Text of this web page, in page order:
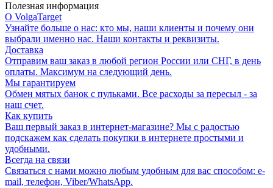
Полезная информация
О VolgaTarget
Узнайте больше о нас: кто мы, наши клиенты и почему они
выбрали именно нас. Наши контакты и реквизиты.
Доставка
Отправим ваш заказ в любой регион России или СНГ, в день
оплаты. Максимум на следующий день.
Мы гарантируем
Обмен мятых банок с пульками. Все расходы за пересыл - за
наш счет.
Как купить
Ваш первый заказ в интернет-магазине? Мы с радостью
подскажем как сделать покупки в интернете простыми и
удобными.
Всегда на связи
Связаться с нами можно любым удобным для вас способом: e-
mail, телефон, Viber/WhatsApp.